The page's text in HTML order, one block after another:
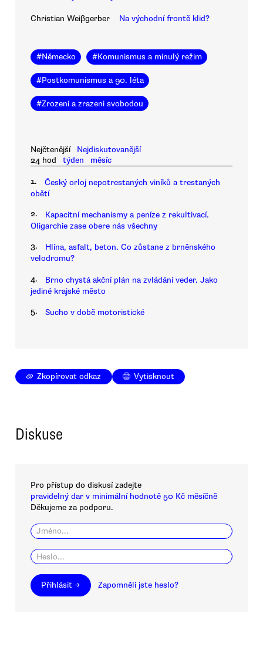
Christian Weiβgerber Na východní frontě klid?
#Německo #Komunismus a minulý režim
#Postkomunismus a 90. léta
#Zrozeni a zrazeni svobodou
Nejčtenější
Nejdiskutovanější
24 hod
týden měsíc
1.
Český orloj nepotrestaných viníků a trestaných
obětí
2.
Kapacitní mechanismy a peníze z rekultivací.
Oligarchie zase obere nás všechny
3.
Hlína, asfalt, beton. Co zůstane z brněnského
velodromu?
4.
Brno chystá akční plán na zvládání veder. Jako
jediné krajské město
5. Sucho v době motoristické
Zkopírovat odkaz Vytisknout
Diskuse
Pro přístup do diskusí zadejte
pravidelný dar v minimální hodnotě 50 Kč měsíčně
Děkujeme za podporu.
Přihlásit → Zapomněli jste heslo?